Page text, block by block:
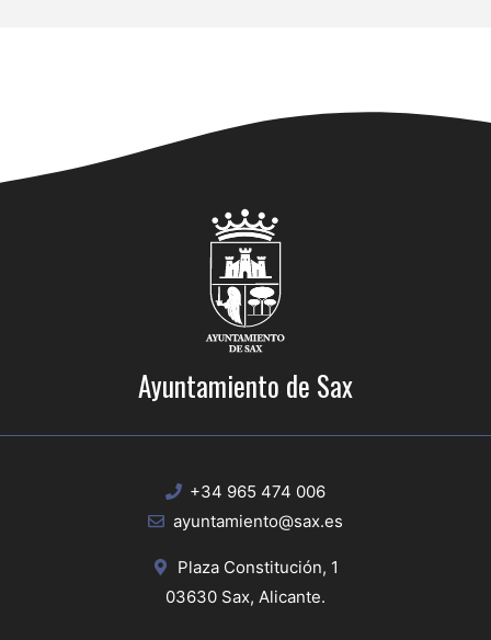
Ayuntamiento de Sax
+34 965 474 006
ayuntamiento@sax.es
Plaza Constitución, 1
03630 Sax, Alicante.